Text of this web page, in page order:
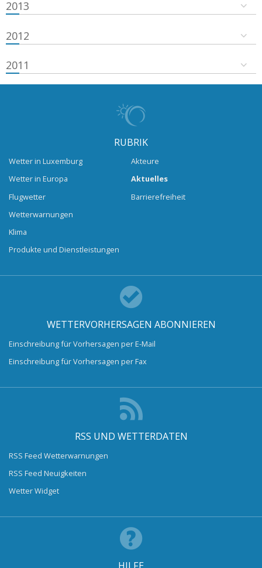
2013
2012
2011
RUBRIK
Wetter in Luxemburg
Wetter in Europa
Flugwetter
Wetterwarnungen
Klima
Produkte und Dienstleistungen
Akteure
Aktuelles
Barrierefreiheit
WETTERVORHERSAGEN ABONNIEREN
Einschreibung für Vorhersagen per E-Mail
Einschreibung für Vorhersagen per Fax
RSS UND WETTERDATEN
RSS Feed Wetterwarnungen
RSS Feed Neuigkeiten
Wetter Widget